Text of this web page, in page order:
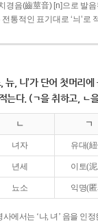
경음(齒莖音) [n]으로 발
통적인 표기대로 ‘늬’로
뉴, 니’가 단어 첫머리
는다. (ㄱ을 취하고, ㄴ
ㄴ ㄱ
녀자 유대(
년세 이토(
뇨소 익명(
에서는 ‘냐, 녀’ 음을 인정